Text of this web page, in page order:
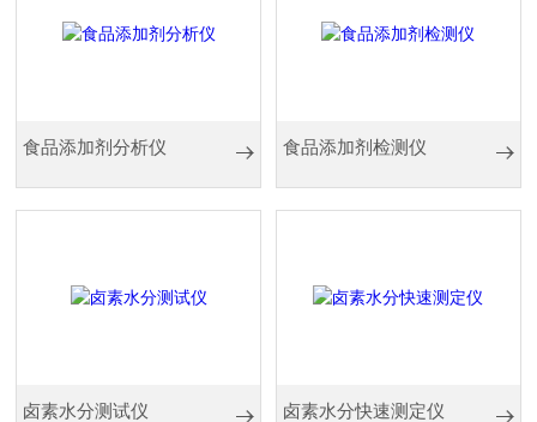
食品添加剂分析仪 食品添加剂检测仪
卤素水分测试仪 卤素水分快速测定仪